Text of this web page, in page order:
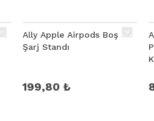
Ally Apple Airpods Boş
Şarj Standı
199,80 ₺